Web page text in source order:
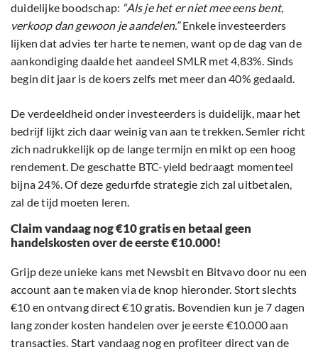
duidelijke boodschap: “Als je het er niet mee eens bent,
verkoop dan gewoon je aandelen.”Enkele investeerders
lijken dat advies ter harte te nemen, want op de dag van de
aankondiging daalde het aandeel SMLR met 4,83%. Sinds
begin dit jaar is de koers zelfs met meer dan 40% gedaald.
De verdeeldheid onder investeerders is duidelijk, maar het
bedrijf lijkt zich daar weinig van aan te trekken. Semler richt
zich nadrukkelijk op de lange termijn en mikt op een hoog
rendement. De geschatte BTC-yield bedraagt momenteel
bijna 24%. Of deze gedurfde strategie zich zal uitbetalen,
zal de tijd moeten leren.
Claim vandaag nog €10 gratis en betaal geen
handelskosten over de eerste €10.000!
Grijp deze unieke kans met Newsbit en Bitvavo door nu een
account aan te maken via de knop hieronder. Stort slechts
€10 en ontvang direct €10 gratis. Bovendien kun je 7 dagen
lang zonder kosten handelen over je eerste €10.000 aan
transacties. Start vandaag nog en profiteer direct van de